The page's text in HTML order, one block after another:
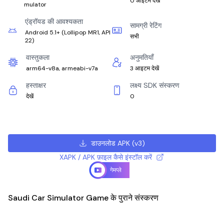
mulator
एंड्रॉयड की आवश्यकता
Android 5.1+ (Lollipop MR1, API
22)
सामग्री रेटिंग
सभी
वास्तुकला
arm64-v8a, armeabi-v7a
अनुमतियाँ
3 आइटम देखें
हस्ताक्षर
देखें
लक्ष्य SDK संस्करण
0
डाउनलोड APK(v3)
XAPK / APK फ़ाइल कैसे इंस्टॉल करें
गेमप्ले
Saudi Car Simulator Game के पुराने संस्करण